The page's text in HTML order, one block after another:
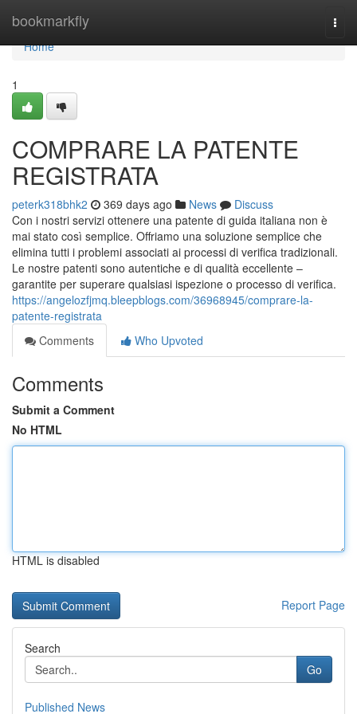
bookmarkfly
Home
Home
1
COMPRARE LA PATENTE
REGISTRATA
peterk318bhk2 369 days ago News
Discuss
Con i nostri servizi ottenere una patente di guida italiana non è
mai stato così semplice. Offriamo una soluzione semplice che
elimina tutti i problemi associati ai processi di verifica tradizionali.
Le nostre patenti sono autentiche e di qualità eccellente –
garantite per superare qualsiasi ispezione o processo di verifica.
https://angelozfjmq.bleepblogs.com/36968945/comprare-la-
patente-registrata
Comments
Who Upvoted
Comments
Submit a Comment
No HTML
HTML is disabled
Report Page
Search
Go
Published News